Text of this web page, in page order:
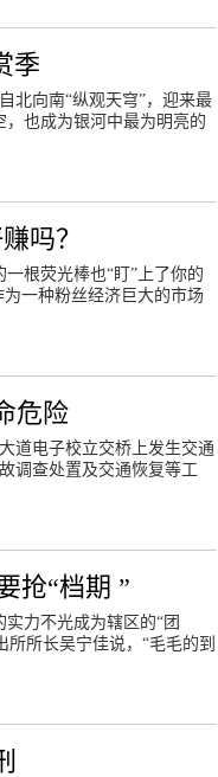
季
北向南“纵观天穹”，迎来最
也成为银河中最为明亮的
吗？
根荧光棒也“盯”上了你的
一种粉丝经济巨大的市场
危险
道电子校立交桥上发生交通
调查处置及交通恢复等工
抢“档期 ”
力不光成为辖区的“团
所所长吴宁佳说，“毛毛的到